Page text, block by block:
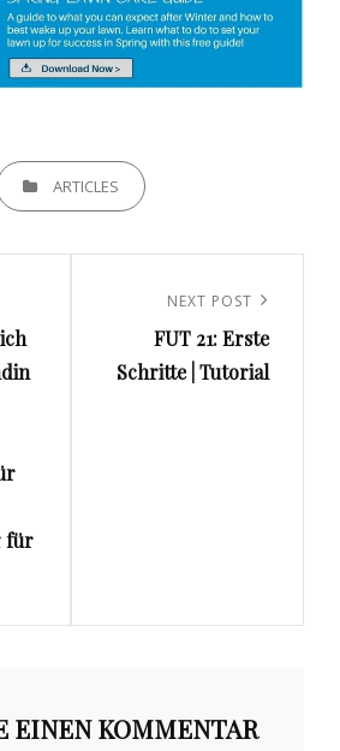
ARTICLES
für
NEXT POST
FUT 21: Erste
Schritte | Tutorial
EINEN KOMMENTAR